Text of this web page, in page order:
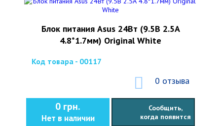
Блок питания Asus 24Вт (9.5В 2.5А
4.8*1.7мм) Original White
Код товара - 00117
0 отзыва
0 грн.
Нет в наличии
Сообщить,
когда появится